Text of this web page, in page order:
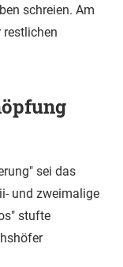
schreien. Am
restlichen
sei das
und zweimalige
stufte